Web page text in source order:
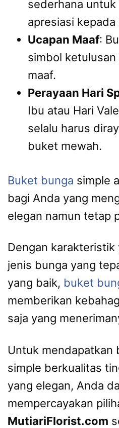
sederhana
apresiasi
Ucapan Maaf:
simbol
maaf.
Perayaan Hari
Ibu atau Hari
selalu harus
buket mewah.
Buket bunga simple
bagi Anda yang
elegan namun tetap
Dengan karakteristik
jenis bunga yang
yang baik, buket
memberikan
saja yang
Untuk mendapatkan
simple berkualitas
yang elegan, Anda
mempercayakan
MutiariFlorist.com